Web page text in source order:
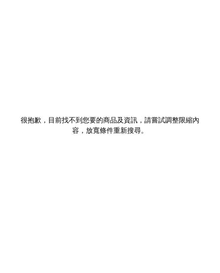
很抱歉，目前找不到您要的商品及資訊，請嘗試調整限縮內
容，放寬條件重新搜尋。